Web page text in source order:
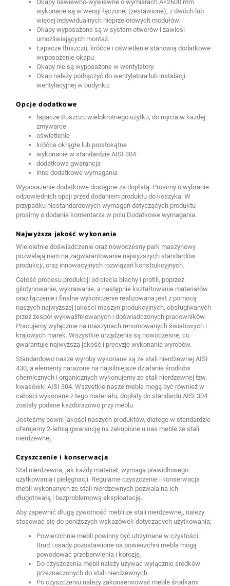
Okapy nawiewno-wywiewne o wymiarach A>2600 mm
wykonane są w wersji łączonej (zestawione), z dwóch lub
więcej indywidualnych nieprzelotowych modułów.
Okapy wyposażone są w system otworów i zawiesi
umożliwiających montaż.
Łapacze tłuszczu, króćce i oświetlenie stanowią dodatkowe
wyposażenie okapu.
Okapy nie są wyposażone w wentylatory.
Okap należy podłączyć do wentylatora lub instalacji
wentylacyjnej w budynku.
Opcje dodatkowe
łapacze tłuszczu wielokrotnego użytku, do mycia w każdej
zmywarce
oświetlenie
króćce okrągłe lub prostokątne
wykonanie w standardzie AISI 304
dodatkowa gwarancja
inne dodatkowe wymagania
Wyposażenie dodatkowe dostępne za dopłatą. Prosimy o wybranie
odpowiednich opcji przed dodaniem produktu do koszyka. W
przypadku niestandardowych wymagań dotyczących produktu
prosimy o dodanie komentarza w polu Dodatkowe wymagania.
Najwyższa jakość wykonania
Wieloletnie doświadczenie oraz nowoczesny park maszynowy
pozwalają nam na zagwarantowanie najwyższych standardów
produkcji, oraz innowacyjnych rozwiązań konstrukcyjnych.
Całość procesu produkcji od ciecia blachy i profili, poprzez
gilotynowanie, wykrawanie, a następnie kształtowanie materiałów
oraz łączenie i finalne wykończenie realizowana jest z pomocą
naszych najwyższej jakości maszyn produkcyjnych, obsługiwanych
przez zespół wykwalifikowanych i doświadczonych pracowników.
Pracujemy wyłącznie na maszynach renomowanych światowych i
krajowych marek. Wszystkie urządzenia są nowoczesne, co
gwarantuje najwyższą jakość i precyzje wykonania wyrobów.
Standardowo nasze wyroby wykonane są ze stali nierdzewnej AISI
430, a elementy narażone na najsilniejsze działanie środków
chemicznych i organicznych wykonujemy ze stali nierdzewnej tzw.
kwasówki AISI 304. Wszystkie nasze meble mogą być również w
całości wykonane z tego materiału, dopłaty do standardu AISI 304
zostały podane każdorazowo przy meblu.
Jesteśmy pewni jakości naszych produktów, dlatego w standardzie
oferujemy 2-letnią gwarancję na zakupione u nas meble ze stali
nierdzewnej.
Czyszczenie i konserwacja
Stal nierdzewna, jak każdy materiał, wymaga prawidłowego
użytkowania i pielęgnacji. Regularne czyszczenie i konserwacja
mebli wykonanych ze stali nierdzewnych pozwala na ich
długotrwałą i bezproblemową eksploatację.
Aby zapewnić długą żywotność mebli ze stali nierdzewnej, należy
stosować się do poniższych wskazówek dotyczących użytkowania:
Powierzchnie mebli powinny być utrzymane w czystości.
Brud i osady pozostawione na powierzchni mebla mogą
powodować przebarwienia i korozję.
Do czyszczenia mebli należy używać wyłącznie środków
przeznaczonych do stali nierdzewnych.
Po czyszczeniu należy zakonserwować meble środkami